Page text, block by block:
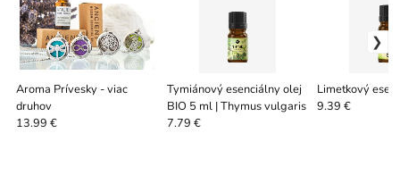
Aroma Prívesky - viac
druhov
13.99 €
Tymiánový esenciálny olej
BIO 5 ml | Thymus vulgaris
7.79 €
Limetkový
9.39 €